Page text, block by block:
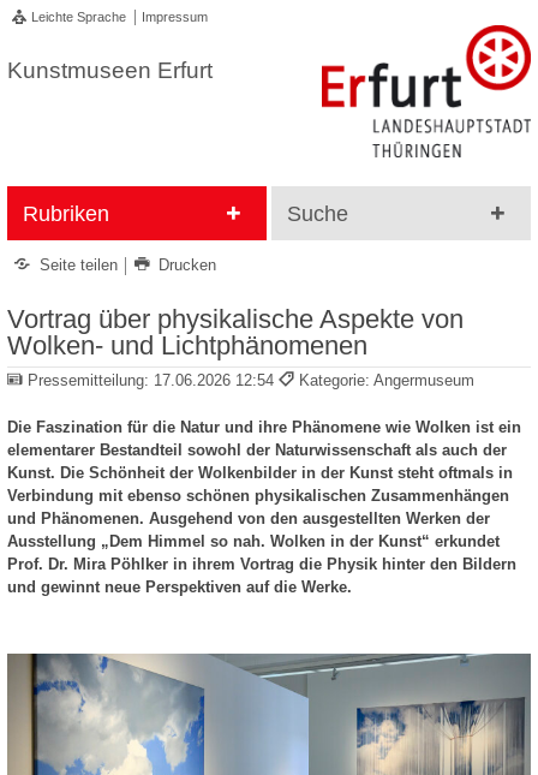
Leichte Sprache Impressum
Kunstmuseen Erfurt
Rubriken Suche
Seite teilen Drucken
Vortrag über physikalische Aspekte von
Wolken- und Lichtphänomenen
Pressemitteilung: 17.06.2026 12:54 Kategorie: Angermuseum
Die Faszination für die Natur und ihre Phänomene wie Wolken ist ein
elementarer Bestandteil sowohl der Naturwissenschaft als auch der
Kunst. Die Schönheit der Wolkenbilder in der Kunst steht oftmals in
Verbindung mit ebenso schönen physikalischen Zusammenhängen
und Phänomenen. Ausgehend von den ausgestellten Werken der
Ausstellung „Dem Himmel so nah. Wolken in der Kunst“ erkundet
Prof. Dr. Mira Pöhlker in ihrem Vortrag die Physik hinter den Bildern
und gewinnt neue Perspektiven auf die Werke.